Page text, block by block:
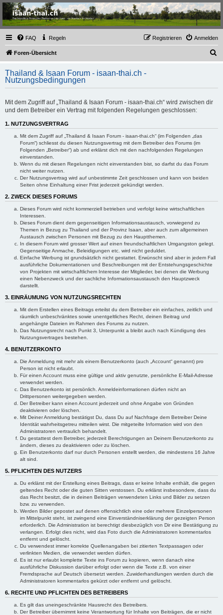
Thailand & Isaan Forum
- isaan-thai.ch
Das freundliche Forum über Thailand und den Isaan - von Membern für Member
FAQ Regeln Anmelden
Registrieren
Foren-Übersicht
h
Thailand & Isaan Forum - isaan-thai.ch -
Nutzungsbedingungen
Mit dem Zugriff auf „Thailand & Isaan Forum - isaan-thai.ch“ wird zwischen dir
und dem Betreiber ein Vertrag mit folgenden Regelungen geschlossen:
1. NUTZUNGSVERTRAG
Mit dem Zugriff auf „Thailand & Isaan Forum - isaan-thai.ch“ (im Folgenden „das
Forum“) schliesst du diesen Nutzungsvertrag mit dem Betreiber des Forums (im
Folgenden „Betreiber“) ab und erklärst dich mit den nachfolgenden Regelungen
einverstanden.
Wenn du mit diesen Regelungen nicht einverstanden bist, so darfst du das Forum
nicht weiter nutzen.
Der Nutzungsvertrag wird auf unbestimmte Zeit geschlossen und kann von beiden
Seiten ohne Einhaltung einer Frist jederzeit gekündigt werden.
2. ZWECK DIESES FORUMS
Dieses Forum wird nicht kommerziell betrieben und verfolgt keine wirtschaftlichen
Interessen.
Dieses Forum dient dem gegenseitigen Informationsaustausch, vorwiegend zu
Themen in Bezug zu Thailand und der Provinz Isaan, aber auch zum allgemeinen
Austausch zwischen Personen mit Bezug zu den Hauptthemen.
In diesem Forum wird grosser Wert auf einen freundschaftlichen Umgangston gelegt.
Gegenseitige Anmache, Beleidigungen etc. wird nicht geduldet.
Einfache Werbung ist grundsätzlich nicht gestattet. Erwünscht sind aber in jedem Fall
ausführliche Dokumentationen und Beschreibungen mit der Entstehungsgeschichte
von Projekten mit wirtschaftlichem Interesse der Mitglieder, bei denen die Werbung
einen Nebenzweck und der sachliche Informationsaustausch den Hauptzweck
darstellt.
3. EINRÄUMUNG VON NUTZUNGSRECHTEN
Mit dem Erstellen eines Beitrags erteilst du dem Betreiber ein einfaches, zeitlich und
räumlich unbeschränktes sowie unentgeltliches Recht, deinen Beitrag und
angehängte Dateien im Rahmen des Forums zu nutzen.
Das Nutzungsrecht nach Punkt 3, Unterpunkt a bleibt auch nach Kündigung des
Nutzungsvertrages bestehen.
4. BENUTZERKONTO
Die Anmeldung mit mehr als einem Benutzerkonto (auch „Account“ genannt) pro
Person ist nicht erlaubt.
Für einen Account muss eine gültige und aktiv genutzte, persönliche E-Mail-Adresse
verwendet werden.
Das Benutzerkonto ist persönlich. Anmeldeinformationen dürfen nicht an
Drittpersonen weitergegeben werden.
Der Betreiber kann einen Account jederzeit und ohne Angabe von Gründen
deaktivieren oder löschen.
Mit Deiner Anmeldung bestätigst Du, dass Du auf Nachfrage dem Betreiber Deine
Identität wahrheitsgetreu mitteilen wirst. Die mitgeteilte Information wird von den
Administratoren vertraulich behandelt.
Du gestattest dem Betreiber, jederzeit Berechtigungen an Deinem Benutzerkonto zu
ändern, dieses zu deaktivieren oder zu löschen.
Ein Benutzerkonto darf nur durch Personen erstellt werden, die mindestens 16 Jahre
alt sind.
5. PFLICHTEN DES NUTZERS
Du erklärst mit der Erstellung eines Beitrags, dass er keine Inhalte enthält, die gegen
geltendes Recht oder die guten Sitten verstossen. Du erklärst insbesondere, dass du
das Recht besitzt, die in deinen Beiträgen verwendeten Links und Bilder zu setzen
bzw. zu verwenden.
Werden Bilder gepostet auf denen offensichtlich eine oder mehrere Einzelpersonen
im Mittelpunkt steht, ist zwingend eine Einverständniserklärung der gezeigten Person
erforderlich. Die Administration ist berechtigt diesbezüglich von Dir eine Bestätigung zu
verlangen. Erfolgt dies nicht, wird das Foto durch die Administratoren kommentarlos
entfernt und gelöscht.
Du verwendest immer korrekte Quellenangaben bei zitierten Textpassagen oder
verlinkten Medien, die verwendet werden dürfen.
Es ist nur erlaubt komplette Texte ins Forum zu kopieren, wenn danach eine
ausführliche Diskussion darüber erfolgt oder wenn die Texte z.B. von einer
Fremdsprache auf Deutsch übersetzt werden. Zuwiderhandlungen werden durch die
Administratoren kommentarlos gekürzt oder entfernt und gelöscht.
6. RECHTE UND PFLICHTEN DES BETREIBERS
Es gilt das uneingeschränkte Hausrecht des Betreibers.
Der Betreiber übernimmt keine Verantwortung für Inhalte von Beiträgen, die er nicht